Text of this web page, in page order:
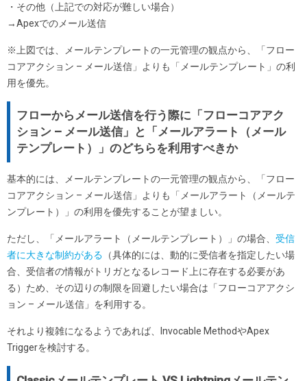
・その他（上記での対応が難しい場合）
→Apexでのメール送信
※上図では、メールテンプレートの一元管理の観点から、「フロー
コアアクション – メール送信」よりも「メールテンプレート」の利
用を優先。
フローからメール送信を行う際に「フローコアアク
ション – メール送信」と「メールアラート（メール
テンプレート）」のどちらを利用すべきか
基本的には、メールテンプレートの一元管理の観点から、「フロー
コアアクション – メール送信」よりも「メールアラート（メールテ
ンプレート）」の利用を優先することが望ましい。
ただし、「メールアラート（メールテンプレート）」の場合、 受信
者に大きな制約がある （具体的には、動的に受信者を指定したい場
合、受信者の情報がトリガとなるレコード上に存在する必要があ
る）ため、その辺りの制限を回避したい場合は「フローコアアクシ
ョン – メール送信」を利用する。
それより複雑になるようであれば、Invocable MethodやApex
Triggerを検討する。